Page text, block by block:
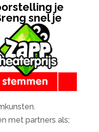
je
snel je
met partners als;